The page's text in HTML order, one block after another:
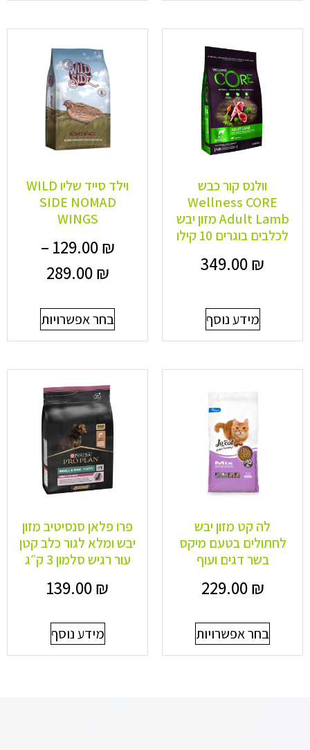
וולנס קור כבש
Wellness CORE
Adult Lamb מזון יבש
לכלבים בוגרים 10 קילו
349.00₪
מידע נוסף
וילד סייד שליו WILD
SIDE NOMAD
WINGS
129.00₪
–
289.00₪
בחר אפשרויות
לה קט מזון יבש
לחתולים בטעם מיקס
בשר דגים ועוף
229.00₪
בחר אפשרויות
פרו פלאן סנסיטיב מזון
יבש ומלא לגור כלב קטן
עור רגיש סלמון 3 ק״ג
139.00₪
מידע נוסף